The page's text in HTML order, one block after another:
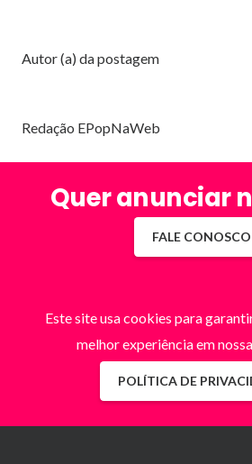
Autor (a) da postagem
Redação EPopNaWeb
Quer anunciar
FALE CONOSCO
Este site usa cookies para
melhor experiência em
POLÍTICA DE